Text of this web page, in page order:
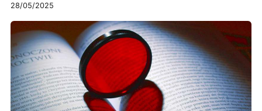
28/05/2025